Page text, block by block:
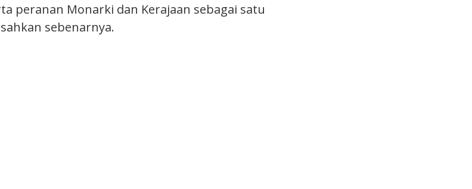
peranan Monarki dan Kerajaan sebagai satu
sebenarnya.